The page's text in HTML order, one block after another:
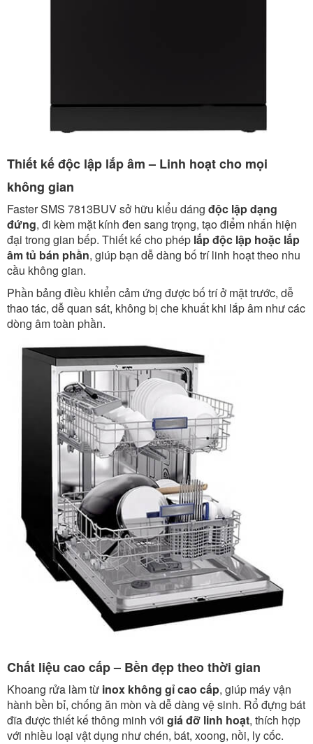
Thiết kế độc lập lắp âm – Linh hoạt cho mọi
không gian
Faster SMS 7813BUV sở hữu kiểu dáng độc lập dạng
đứng, đi kèm mặt kính đen sang trọng, tạo điểm nhấn hiện
đại trong gian bếp. Thiết kế cho phép lắp độc lập hoặc lắp
âm tủ bán phần, giúp bạn dễ dàng bố trí linh hoạt theo nhu
cầu không gian.
Phần bảng điều khiển cảm ứng được bố trí ở mặt trước, dễ
thao tác, dễ quan sát, không bị che khuất khi lắp âm như các
dòng âm toàn phần.
Chất liệu cao cấp – Bền đẹp theo thời gian
Khoang rửa làm từ inox không gỉ cao cấp, giúp máy vận
hành bền bỉ, chống ăn mòn và dễ dàng vệ sinh. Rổ đựng bát
đĩa được thiết kế thông minh với giá đỡ linh hoạt, thích hợp
với nhiều loại vật dụng như chén, bát, xoong, nồi, ly cốc.